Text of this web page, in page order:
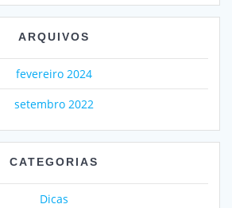
ARQUIVOS
fevereiro 2024
setembro 2022
CATEGORIAS
Dicas